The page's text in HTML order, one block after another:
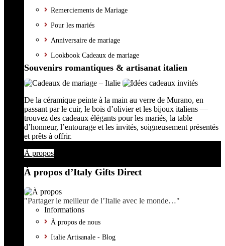
Remerciements de Mariage
Pour les mariés
Anniversaire de mariage
Lookbook Cadeaux de mariage
Souvenirs romantiques & artisanat italien
De la céramique peinte à la main au verre de Murano, en
passant par le cuir, le bois d’olivier et les bijoux italiens —
trouvez des cadeaux élégants pour les mariés, la table
d’honneur, l’entourage et les invités, soigneusement présentés
et prêts à offrir.
À propos
À propos d’Italy Gifts Direct
"Partager le meilleur de l’Italie avec le monde…"
Informations
À propos de nous
Italie Artisanale - Blog